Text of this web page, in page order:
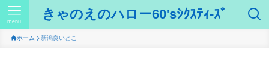
きゃのえのハロー60'sｼｸｽﾃｨ-ｽﾞ
menu
ホーム 新潟良いとこ